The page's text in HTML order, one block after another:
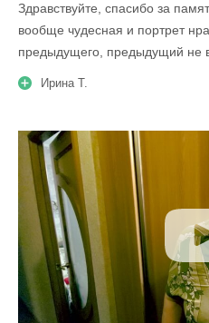
Здравствуйте, спасибо за
вообще чудесная и портрет
предыдущего, предыдущий не
Ирина Т.